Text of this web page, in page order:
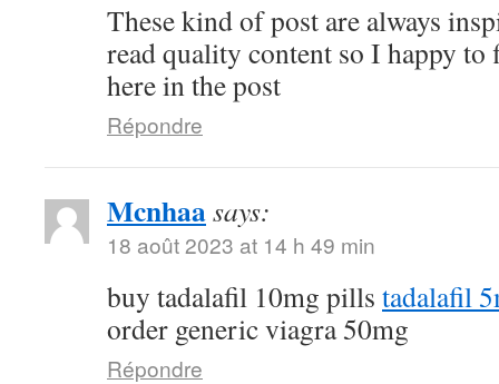
These kind of post are always
read quality content so I happy
here in the post
Répondre
Mcnhaasays:
18 août 2023 at 14 h 49 min
buy tadalafil 10mg pills tadalafil
order generic viagra 50mg
Répondre